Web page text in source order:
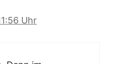
Uhr